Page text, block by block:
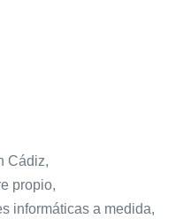
Cádiz,
propio,
informáticas a medida,